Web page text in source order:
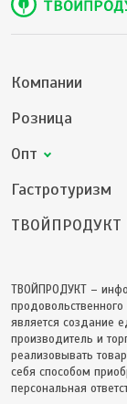
Компании
Розница
Опт
Гастротуризм
ТВОЙПРОДУКТ
ТВОЙПРОДУКТ –
является создание
производитель и
реализовывать
себя способом
персональная